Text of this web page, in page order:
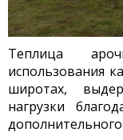
Теплица
использования
широтах,
нагрузки